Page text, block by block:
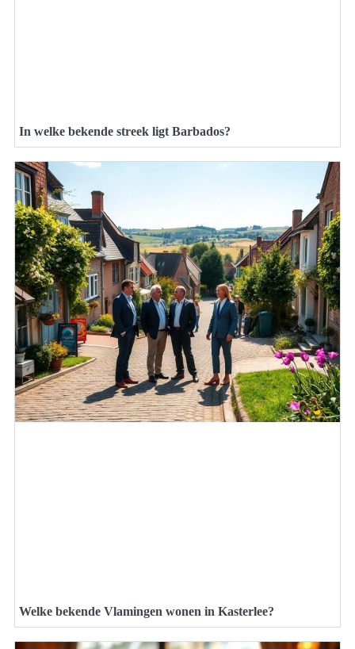
In welke bekende streek ligt Barbados?
Welke bekende Vlamingen wonen in Kasterlee?